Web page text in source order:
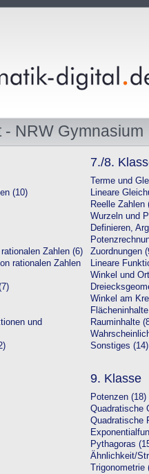
NRW Gymnasium
(10)
Zahlen (6)
rationalen Zahlen
und
7./8.
Terme und
Lineare
Reelle Zahlen
Wurzeln und
Definieren,
Zuordnungen
Lineare
Winkel und
Winkel am
Rauminhalte
Sonstiges (14)
9. Klasse
Potenzen (18)
Quadratische
Quadratische
Pythagoras
Ähnlichkeit/
Trigonometrie